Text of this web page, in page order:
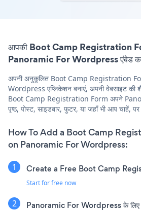
आपकी Boot Camp Registration
Panoramic For Wordpress एंबेड
अपनी अनुकूलित Boot Camp Registration
Wordpress एप्लिकेशन बनाएं, अपनी वेबसाइट की
Boot Camp Registration Form अपने
पृष्ठ, पोस्ट, साइडबार, फुटर, या जहाँ भी आप चाहें,
How To Add a Boot Camp
on Panoramic For Wordpress:
Create a Free Boot Camp
Start for free now
Panoramic For Wordpress के